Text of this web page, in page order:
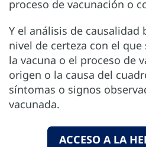
proceso de vacunación o
Y el análisis de causalidad
nivel de certeza con el
la vacuna o el proceso de
origen o la causa del
síntomas o signos
vacunada.
ACCESO A LA